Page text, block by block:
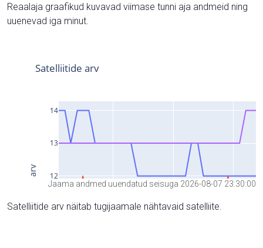
Reaalaja graafikud kuvavad viimase tunni aja andmeid ning
uuenevad iga minut.
Jaama andmed uuendatud seisuga 2026-08-07 23:30:00
Satelliitide arv näitab tugijaamale nähtavaid satelliite.